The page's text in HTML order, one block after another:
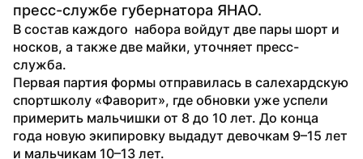
пресс-службе губернатора ЯНАО.
В состав каждого  набора войдут две пары шорт и
носков, а также две майки, уточняет пресс-
служба.
Первая партия формы отправилась в салехардскую
спортшколу «Фаворит», где обновки уже успели
примерить мальчишки от 8 до 10 лет. До конца
года новую экипировку выдадут девочкам 9–15 лет
и мальчикам 10–13 лет.